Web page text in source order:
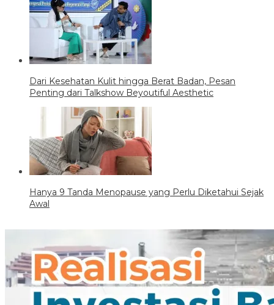
Dari Kesehatan Kulit hingga Berat Badan, Pesan
Penting dari Talkshow Beyoutiful Aesthetic
Hanya 9 Tanda Menopause yang Perlu Diketahui Sejak
Awal